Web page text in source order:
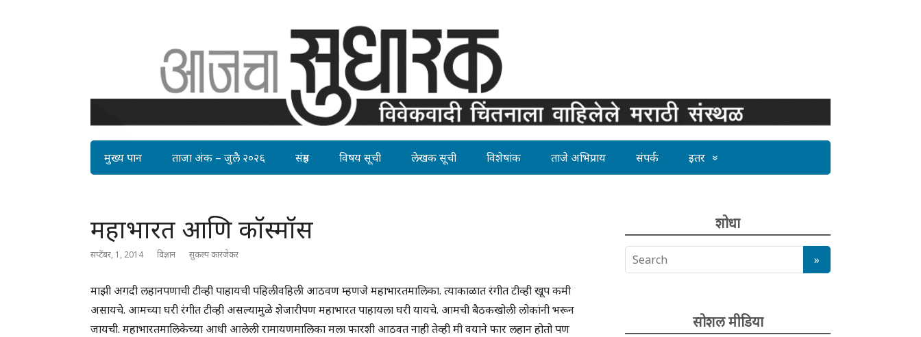
मुख्य पान ताजा अंक – जुलै २०२६ संग्रह विषय सूची लेखक सूची विशेषांक ताजे अभिप्राय संपर्क इतर
महाभारत आणि कॉस्मॉस
सप्टेंबर, 1, 2014 विज्ञान सुकल्प कारंजेकर
माझी अगदी लहानपणाची टीव्ही पाहायची पहिलीवहिली आठवण म्हणजे महाभारतमालिका. त्याकाळात रंगीत टीव्ही खूप कमी
असायचे. आमच्या घरी रंगीत टीव्ही असल्यामुळे शेजारीपण महाभारत पाहायला घरी यायचे. आमची बैठकखोली लोकांनी भरून
जायची. महाभारतमालिकेच्या आधी आलेली रामायणमालिका मला फारशी आठवत नाही तेव्ही मी वयाने फार लहान होतो पण
शोधा
सोशल मीडिया